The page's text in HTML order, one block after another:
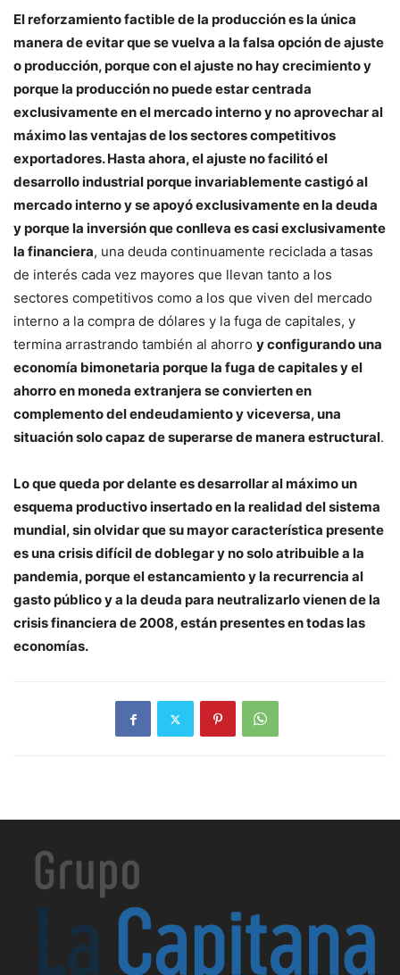
El reforzamiento factible de la producción es la única
manera de evitar que se vuelva a la falsa opción de ajuste
o producción, porque con el ajuste no hay crecimiento y
porque la producción no puede estar centrada
exclusivamente en el mercado interno y no aprovechar al
máximo las ventajas de los sectores competitivos
exportadores. Hasta ahora, el ajuste no facilitó el
desarrollo industrial porque invariablemente castigó al
mercado interno y se apoyó exclusivamente en la deuda
y porque la inversión que conlleva es casi exclusivamente
la financiera, una deuda continuamente reciclada a tasas
de interés cada vez mayores que llevan tanto a los
sectores competitivos como a los que viven del mercado
interno a la compra de dólares y la fuga de capitales, y
termina arrastrando también al ahorro y configurando una
economía bimonetaria porque la fuga de capitales y el
ahorro en moneda extranjera se convierten en
complemento del endeudamiento y viceversa, una
situación solo capaz de superarse de manera estructural.
Lo que queda por delante es desarrollar al máximo un
esquema productivo insertado en la realidad del sistema
mundial, sin olvidar que su mayor característica presente
es una crisis difícil de doblegar y no solo atribuible a la
pandemia, porque el estancamiento y la recurrencia al
gasto público y a la deuda para neutralizarlo vienen de la
crisis financiera de 2008, están presentes en todas las
economías.